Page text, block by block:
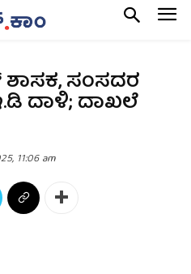
ಶಾಸಕ, ಸಂಸದರ
ದಾಳಿ; ದಾಖಲೆ
11:06 am